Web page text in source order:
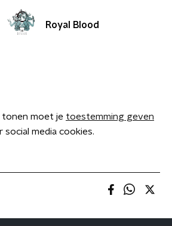
Royal Blood
tonen moet je toestemming geven
social media cookies.